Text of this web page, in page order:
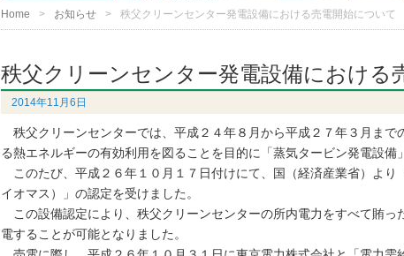
Home お知らせ 秩父クリーンセンター発電設備における売電開始について
秩父クリーンセンター発電設備における
2014年11月6日
秩父クリーンセンターでは、平成２４年８月から平成２７年３月まで
る熱エネルギーの有効利用を図ることを目的に「蒸気タービン発電設備
このたび、平成２６年１０月１７日付けにて、国（経済産業省）より
イオマス）」の認定を受けました。
この設備認定により、秩父クリーンセンターの所内電力をすべて賄っ
電することが可能となりました。